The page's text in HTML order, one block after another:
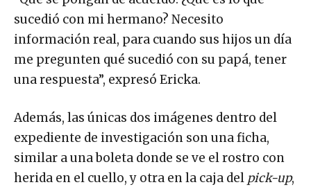
sucedió con mi hermano? Necesito
información real, para cuando sus hijos un día
me pregunten qué sucedió con su papá, tener
una respuesta”, expresó Ericka.
Además, las únicas dos imágenes dentro del
expediente de investigación son una ficha,
similar a una boleta donde se ve el rostro con
herida en el cuello, y otra en la caja del pick-up,